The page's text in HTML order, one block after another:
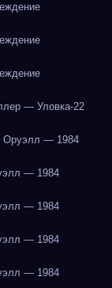
— Уловка-22
— 1984
— 1984
— 1984
— 1984
— 1984